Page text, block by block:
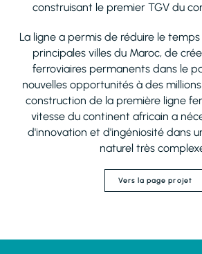
construisant le premier TGV du
La ligne a permis de réduire le
principales villes du Maroc, de
ferroviaires permanents dans le
nouvelles opportunités à des
construction de la première ligne
vitesse du continent africain a
d'innovation et d'ingéniosité dans
naturel très
Vers la page projet